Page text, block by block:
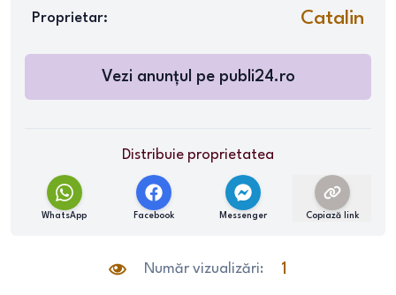
Proprietar: Catalin
Vezi anunțul pe publi24.ro
Distribuie proprietatea
WhatsApp Facebook Messenger Copiază link
Număr vizualizări: 1